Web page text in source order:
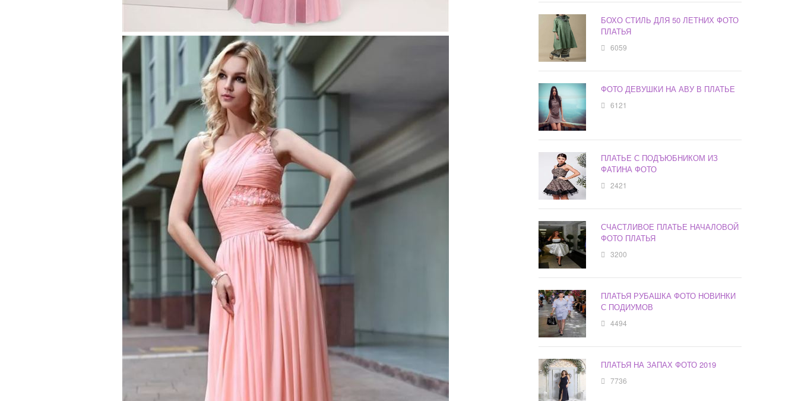
БОХО СТИЛЬ ДЛЯ 50 ЛЕТНИХ ФОТО
ПЛАТЬЯ
6059
ФОТО ДЕВУШКИ НА АВУ В ПЛАТЬЕ
6121
ПЛАТЬЕ С ПОДЪЮБНИКОМ ИЗ
ФАТИНА ФОТО
2421
СЧАСТЛИВОЕ ПЛАТЬЕ НАЧАЛОВОЙ
ФОТО ПЛАТЬЯ
3200
ПЛАТЬЯ РУБАШКА ФОТО НОВИНКИ
С ПОДИУМОВ
4494
ПЛАТЬЯ НА ЗАПАХ ФОТО 2019
7736